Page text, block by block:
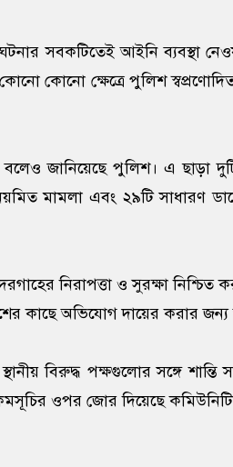
সবকটিতেই আইনি ব্যবস্থা
কোনো ক্ষেত্রে পুলিশ স্বপ্রণোদিত
জানিয়েছে পুলিশ। এ ছাড়া
মামলা এবং ২৯টি সাধারণ
নিরাপত্তা ও সুরক্ষা
কাছে অভিযোগ দায়ের করার
বিরুদ্ধ পক্ষগুলোর সঙ্গে শান্তি
ওপর জোর দিয়েছে